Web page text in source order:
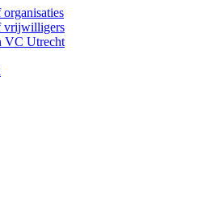
vrijwilligers
VC Utrecht